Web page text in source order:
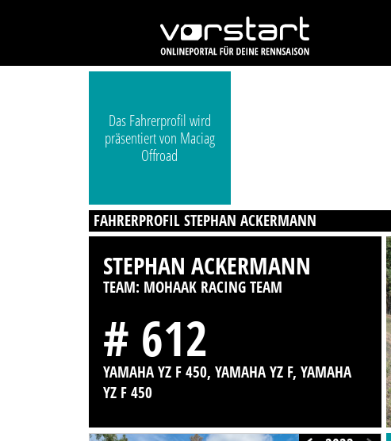
Das Fahrerprofil wird
präsentiert von Maciag
Offroad
FAHRERPROFIL STEPHAN ACKERMANN
STEPHAN ACKERMANN
TEAM: MOHAAK RACING TEAM
# 612
YAMAHA YZ F 450, YAMAHA YZ F, YAMAHA
YZ F 450